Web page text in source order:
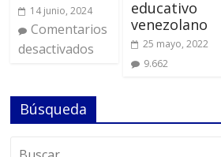
14 junio, 2024
Comentarios
desactivados
educativo
venezolano
25 mayo, 2022
9.662
Búsqueda